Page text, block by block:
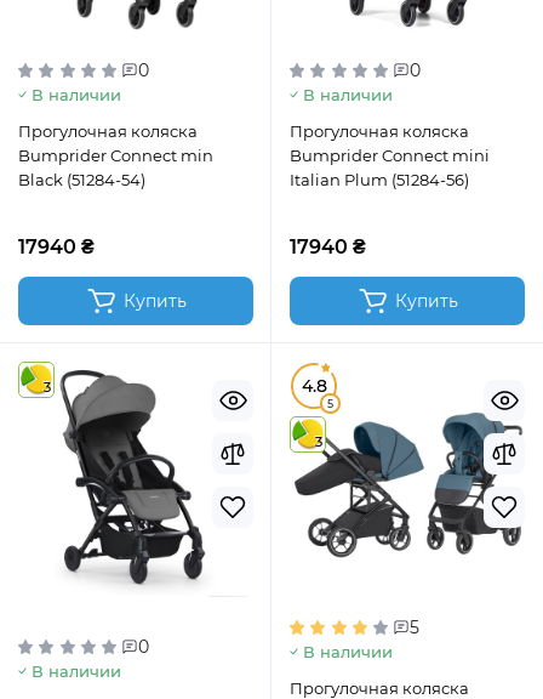
0
В наличии
Прогулочная коляска
Bumprider Connect min
Black (51284-54)
17940 ₴
Купить
0
В наличии
Прогулочная коляска
Bumprider Connect mini
Italian Plum (51284-56)
17940 ₴
Купить
3
0
В наличии
4.8
5
3
5
В наличии
Прогулочная коляска